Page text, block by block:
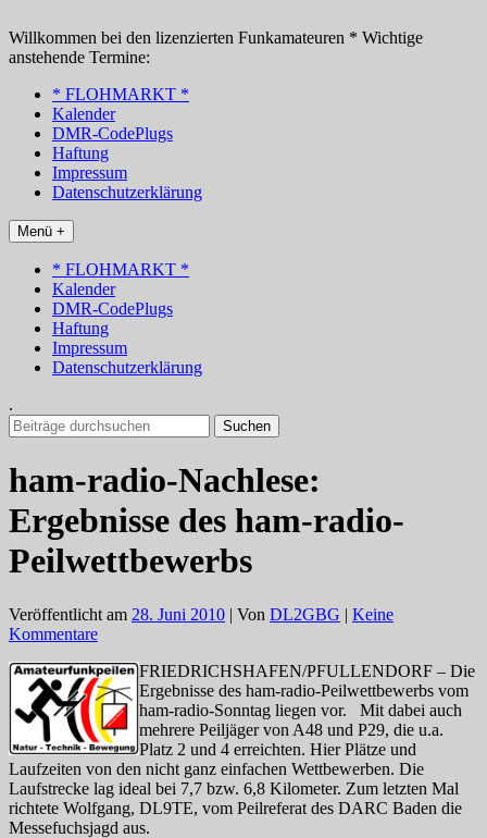
Inhalt
springen
Willkommen bei den lizenzierten Funkamateuren * Wichtige
anstehende Termine:
* FLOHMARKT *
Kalender
DMR-CodePlugs
Haftung
Impressum
Datenschutzerklärung
Menü +
* FLOHMARKT *
Kalender
DMR-CodePlugs
Haftung
Impressum
Datenschutzerklärung
.
Suchen
nach:
ham-radio-Nachlese:
Ergebnisse des ham-radio-
Peilwettbewerbs
Veröffentlicht am 28. Juni 2010 | Von DL2GBG | Keine
Kommentare
FRIEDRICHSHAFEN/PFULLENDORF – Die
Ergebnisse des ham-radio-Peilwettbewerbs vom
ham-radio-Sonntag liegen vor. Mit dabei auch
mehrere Peiljäger von A48 und P29, die u.a.
Platz 2 und 4 erreichten. Hier Plätze und
Laufzeiten von den nicht ganz einfachen Wettbewerben. Die
Laufstrecke lag ideal bei 7,7 bzw. 6,8 Kilometer. Zum letzten Mal
richtete Wolfgang, DL9TE, vom Peilreferat des DARC Baden die
Messefuchsjagd aus.